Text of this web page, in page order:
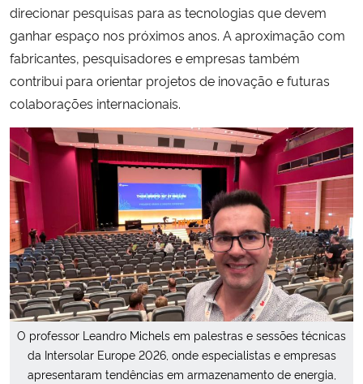
direcionar pesquisas para as tecnologias que devem
ganhar espaço nos próximos anos. A aproximação com
fabricantes, pesquisadores e empresas também
contribui para orientar projetos de inovação e futuras
colaborações internacionais.
O professor Leandro Michels em palestras e sessões técnicas
da Intersolar Europe 2026, onde especialistas e empresas
apresentaram tendências em armazenamento de energia,